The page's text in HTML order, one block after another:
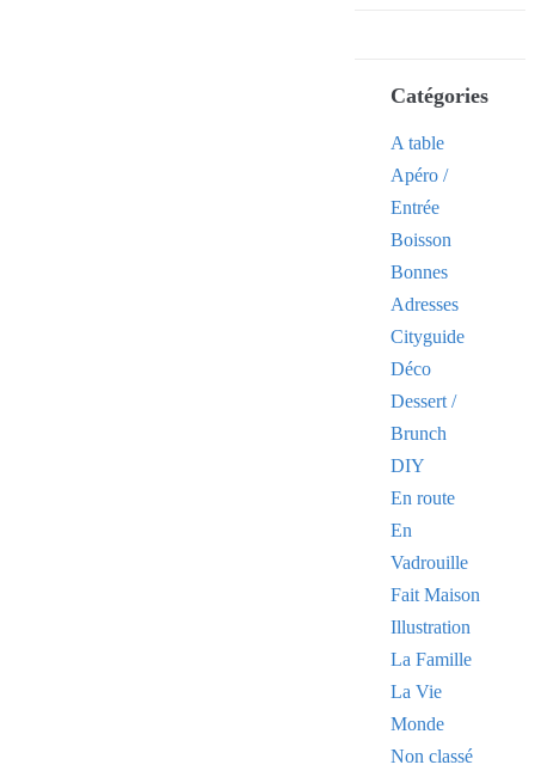
Catégories
A table
Apéro /
Entrée
Boisson
Bonnes
Adresses
Cityguide
Déco
Dessert /
Brunch
DIY
En route
En
Vadrouille
Fait Maison
Illustration
La Famille
La Vie
Monde
Non classé